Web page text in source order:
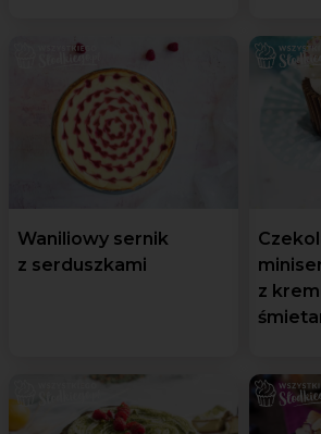
Waniliowy sernik
z serduszkami
z